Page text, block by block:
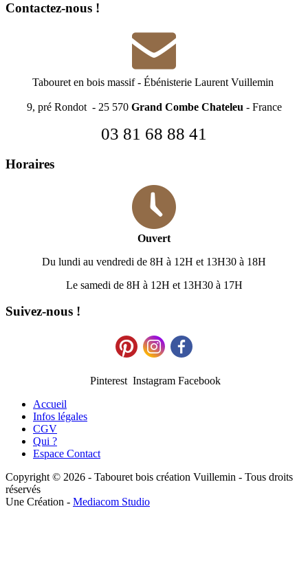
Contactez-nous !
Tabouret en bois massif- Ébénisterie Laurent Vuillemin
9, pré Rondot - 25 570 Grand Combe Chateleu - France
03 81 68 88 41
Horaires
Ouvert
Du lundi au vendredi de 8H à 12H et 13H30 à 18H
Le samedi de 8H à 12H et 13H30 à 17H
Suivez-nous !
Pinterest Instagram Facebook
Accueil
Infos légales
CGV
Qui ?
Espace Contact
Copyright © 2026 - Tabouret bois création Vuillemin - Tous droits
réservés
Une Création - Mediacom Studio